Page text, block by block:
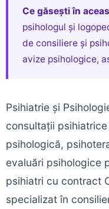
Ce găsești în
psihologul și
de consiliere și
avize psihologice,
Psihiatrie și
consultații
psihologică,
evaluări psihologice
psihiatri cu contract
specializat în